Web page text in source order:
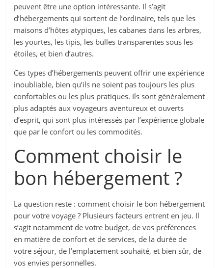
peuvent être une option intéressante. Il s’agit
d’hébergements qui sortent de l’ordinaire, tels que les
maisons d’hôtes atypiques, les cabanes dans les arbres,
les yourtes, les tipis, les bulles transparentes sous les
étoiles, et bien d’autres.
Ces types d’hébergements peuvent offrir une expérience
inoubliable, bien qu’ils ne soient pas toujours les plus
confortables ou les plus pratiques. Ils sont généralement
plus adaptés aux voyageurs aventureux et ouverts
d’esprit, qui sont plus intéressés par l’expérience globale
que par le confort ou les commodités.
Comment choisir le
bon hébergement ?
La question reste : comment choisir le bon hébergement
pour votre voyage ? Plusieurs facteurs entrent en jeu. Il
s’agit notamment de votre budget, de vos préférences
en matière de confort et de services, de la durée de
votre séjour, de l’emplacement souhaité, et bien sûr, de
vos envies personnelles.